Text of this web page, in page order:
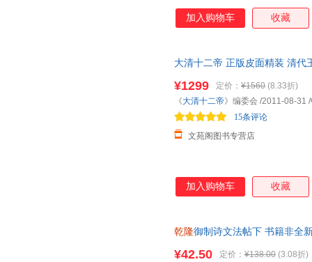
加入购物车 收藏
大清十二帝 正版皮面精装 清代
¥1299 定价： ¥1560 (8.33折)
文苑阁图书专营店
15条评论
《大清十二帝》编委会 /2011-08-31 /
加入购物车 收藏
乾隆御制诗文法帖下 书籍非全
¥42.50 定价： ¥138.00 (3.08折)